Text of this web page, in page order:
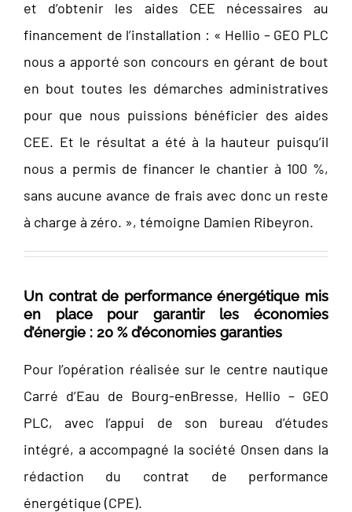
et d’obtenir les aides CEE nécessaires au
financement de l’installation : « Hellio – GEO PLC
nous a apporté son concours en gérant de bout
en bout toutes les démarches administratives
pour que nous puissions bénéficier des aides
CEE. Et le résultat a été à la hauteur puisqu’il
nous a permis de financer le chantier à 100 %,
sans aucune avance de frais avec donc un reste
à charge à zéro. », témoigne Damien Ribeyron.
Un contrat de performance énergétique mis
en place pour garantir les économies
d’énergie : 20 % d’économies garanties
Pour l’opération réalisée sur le centre nautique
Carré d’Eau de Bourg-enBresse, Hellio – GEO
PLC, avec l’appui de son bureau d’études
intégré, a accompagné la société Onsen dans la
rédaction du contrat de performance
énergétique (CPE).